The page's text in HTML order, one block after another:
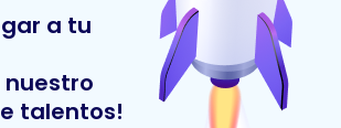
a tu
nuestro
talentos!